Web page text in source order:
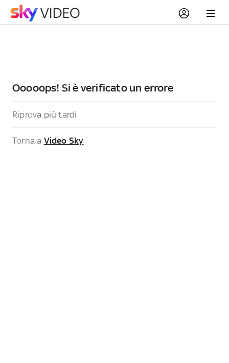
Ooooops! Si è verificato un errore
Riprova più tardi
Torna a Video Sky